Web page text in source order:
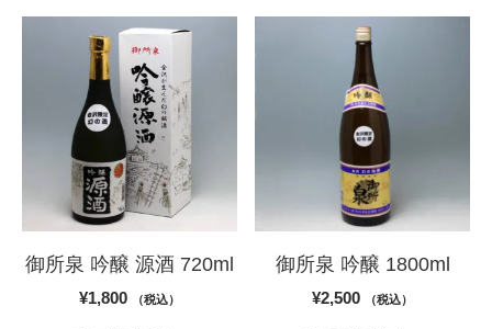
御所泉 吟醸 源酒 720ml
¥1,800 （税込）
御所泉 吟醸 1800ml
¥2,500 （税込）